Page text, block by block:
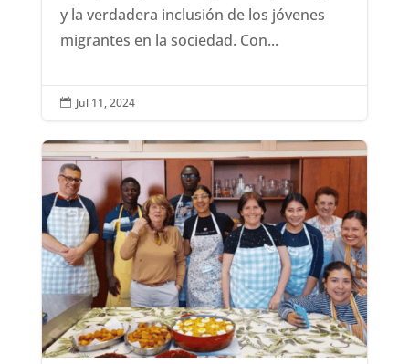
y la verdadera inclusión de los jóvenes
migrantes en la sociedad. Con...
 Jul 11, 2024